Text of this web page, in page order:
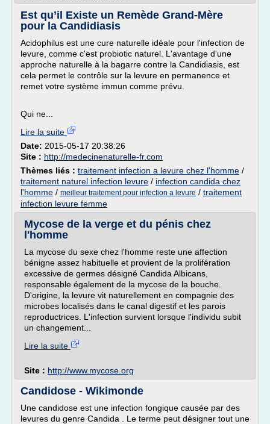
Est qu’il Existe un Remède Grand-Mère
pour la Candidiasis
Acidophilus est une cure naturelle idéale pour l'infection de
levure, comme c'est probiotic naturel. L'avantage d'une
approche naturelle à la bagarre contre la Candidiasis, est
cela permet le contrôle sur la levure en permanence et
remet votre système immun comme prévu.
Qui ne...
Lire la suite
Date: 2015-05-17 20:38:26
Site : http://medecinenaturelle-fr.com
Thèmes liés : traitement infection a levure chez l'homme /
traitement naturel infection levure / infection candida chez
l'homme / meilleur traitement pour infection a levure / traitement
infection levure femme
Mycose de la verge et du pénis chez
l'homme
La mycose du sexe chez l'homme reste une affection
bénigne assez habituelle et provient de la prolifération
excessive de germes désigné Candida Albicans,
responsable également de la mycose de la bouche.
D'origine, la levure vit naturellement en compagnie des
microbes localisés dans le canal digestif et les parois
reproductrices. L'infection survient lorsque l'individu subit
un changement...
Lire la suite
Site : http://www.mycose.org
Candidose - Wikimonde
Une candidose est une infection fongique causée par des
levures du genre Candida . Le terme peut désigner tout une